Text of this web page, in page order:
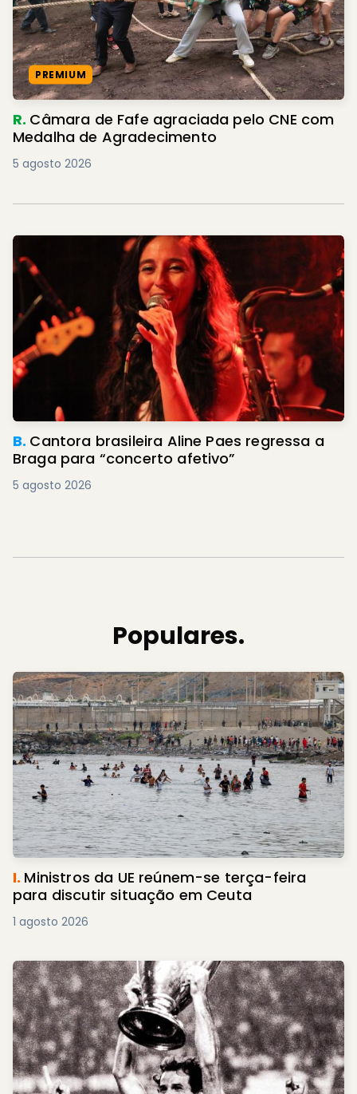
PREMIUM
R. Câmara de Fafe agraciada pelo CNE com
Medalha de Agradecimento
5 agosto 2026
B. Cantora brasileira Aline Paes regressa a
Braga para “concerto afetivo”
5 agosto 2026
Populares.
I. Ministros da UE reúnem-se terça-feira
para discutir situação em Ceuta
1 agosto 2026